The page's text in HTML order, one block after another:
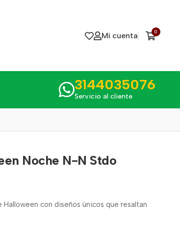
Mi cuenta 0
3144035076
Servicio al cliente
Noche N-N Stdo
con diseños únicos que resaltan